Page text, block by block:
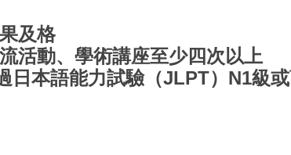
及格
活動、學術講座至少四次以上
日本語能力試驗（JLPT）N1級